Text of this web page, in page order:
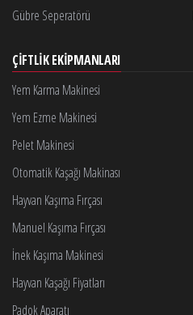
Gübre Seperatörü
ÇIFTLIK EKIPMANLARI
Yem Karma Makinesi
Yem Ezme Makinesi
Pelet Makinesi
Otomatik Kaşağı Makinası
Hayvan Kaşıma Fırçası
Manuel Kaşıma Fırçası
İnek Kaşıma Makinesi
Hayvan Kaşağı Fiyatları
Padok Aparatı